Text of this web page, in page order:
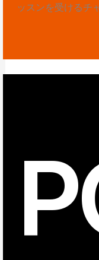
ッスンを受けるチ